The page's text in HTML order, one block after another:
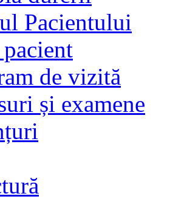
Pacientului
de vizită
și examene